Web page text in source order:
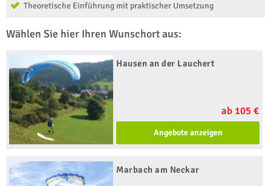
Theoretische Einführung mit praktischer Umsetzung
Wählen Sie hier Ihren Wunschort aus:
Hausen an der Lauchert
ab 105 €
Angebote anzeigen
Marbach am Neckar